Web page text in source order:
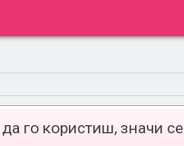
го користиш, значи се